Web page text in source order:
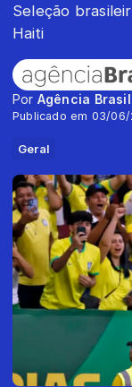
Seleção
Haiti
Por Agência Brasil
Publicado em 03/06/
Geral